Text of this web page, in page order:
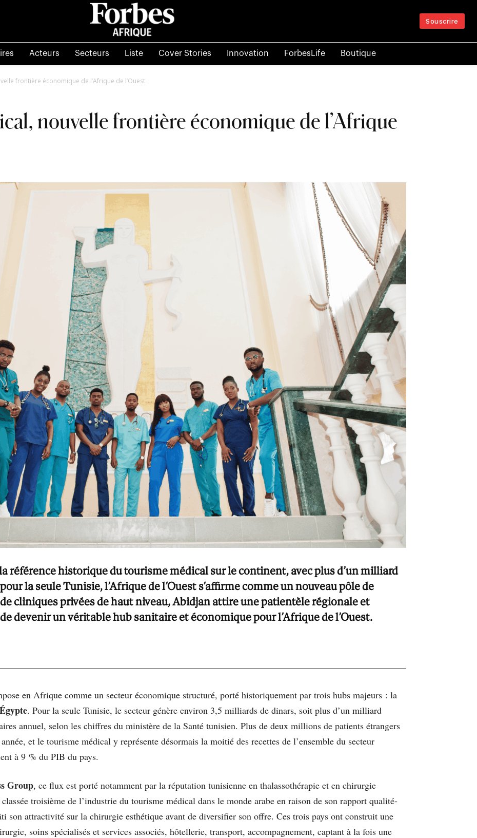
Souscrire
Acteurs Secteurs Liste Cover Stories Innovation ForbesLife Boutique
frontière économique de l’Afrique de l’Ouest
nouvelle frontière économique de l’Afrique
référence historique du tourisme médical sur le continent, avec plus d’un milliard
la seule Tunisie, l’Afrique de l’Ouest s’affirme comme un nouveau pôle de
cliniques privées de haut niveau, Abidjan attire une patientèle régionale et
devenir un véritable hub sanitaire et économique pour l’Afrique de l’Ouest.
en Afrique comme un secteur économique structuré, porté historiquement par trois hubs majeurs : la
Égypte. Pour la seule Tunisie, le secteur génère environ 3,5 milliards de dinars, soit plus d’un milliard
annuel, selon les chiffres du ministère de la Santé tunisien. Plus de deux millions de patients étrangers
et le tourisme médical y représente désormais la moitié des recettes de l’ensemble du secteur
à 9 % du PIB du pays.
Group, ce flux est porté notamment par la réputation tunisienne en thalassothérapie et en chirurgie
troisième de l’industrie du tourisme médical dans le monde arabe en raison de son rapport qualité-
son attractivité sur la chirurgie esthétique avant de diversifier son offre. Ces trois pays ont construit une
soins spécialisés et services associés, hôtellerie, transport, accompagnement, captant à la fois une